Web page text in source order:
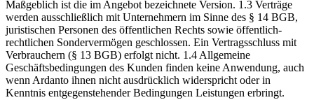
Maßgeblich ist die im Angebot bezeichnete Version. 1.3 Verträge
werden ausschließlich mit Unternehmern im Sinne des § 14 BGB,
juristischen Personen des öffentlichen Rechts sowie öffentlich-
rechtlichen Sondervermögen geschlossen. Ein Vertragsschluss mit
Verbrauchern (§ 13 BGB) erfolgt nicht. 1.4 Allgemeine
Geschäftsbedingungen des Kunden finden keine Anwendung, auch
wenn Ardanto ihnen nicht ausdrücklich widerspricht oder in
Kenntnis entgegenstehender Bedingungen Leistungen erbringt.